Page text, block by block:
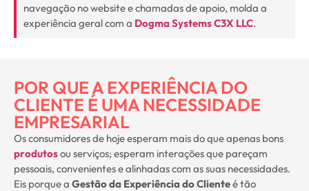
navegação no website e chamadas de apoio, molda a
experiência geral com a Dogma Systems C3X LLC.
POR QUE A EXPERIÊNCIA DO
CLIENTE É UMA NECESSIDADE
EMPRESARIAL
Os consumidores de hoje esperam mais do que apenas bons
produtosou serviços; esperam interações que pareçam
pessoais, convenientes e alinhadas com as suas necessidades.
Eis porque a Gestão da Experiência do Clienteé tão